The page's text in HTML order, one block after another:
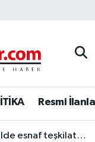
Resmi
teşkilatlarıyla buluştu